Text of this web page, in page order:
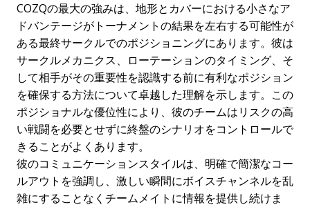
COZQの最大の強みは、地形とカバーにおける小さなア
ドバンテージがトーナメントの結果を左右する可能性が
ある最終サークルでのポジショニングにあります。彼は
サークルメカニクス、ローテーションのタイミング、そ
して相手がその重要性を認識する前に有利なポジション
を確保する方法について卓越した理解を示します。この
ポジショナルな優位性により、彼のチームはリスクの高
い戦闘を必要とせずに終盤のシナリオをコントロールで
きることがよくあります。
彼のコミュニケーションスタイルは、明確で簡潔なコー
ルアウトを強調し、激しい瞬間にボイスチャンネルを乱
雑にすることなくチームメイトに情報を提供し続けま